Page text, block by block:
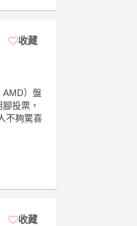
收藏
AMD）盤
投票，
不夠驚喜
收藏